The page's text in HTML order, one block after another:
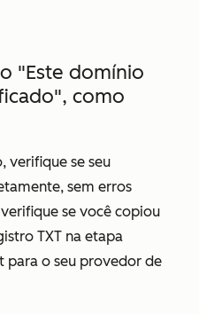
"Este domínio
como
verifique se seu
sem erros
se você copiou
TXT na etapa
para o seu provedor de